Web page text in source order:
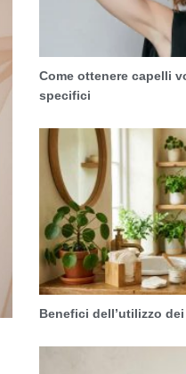
Come ottenere capelli
specifici
Benefici dell’utilizzo